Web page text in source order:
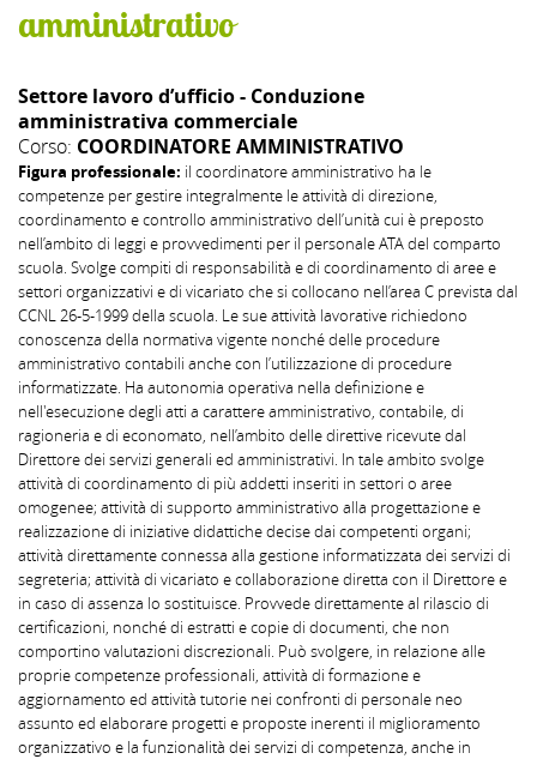
amministrativo
Settore lavoro d’ufficio - Conduzione
amministrativa commerciale
Corso: COORDINATORE AMMINISTRATIVO
Figura professionale: il coordinatore amministrativo ha le
competenze per gestire integralmente le attività di direzione,
coordinamento e controllo amministrativo dell’unità cui è preposto
nell’ambito di leggi e provvedimenti per il personale ATA del comparto
scuola. Svolge compiti di responsabilità e di coordinamento di aree e
settori organizzativi e di vicariato che si collocano nell’area C prevista dal
CCNL 26-5-1999 della scuola. Le sue attività lavorative richiedono
conoscenza della normativa vigente nonché delle procedure
amministrativo contabili anche con l’utilizzazione di procedure
informatizzate. Ha autonomia operativa nella definizione e
nell'esecuzione degli atti a carattere amministrativo, contabile, di
ragioneria e di economato, nell’ambito delle direttive ricevute dal
Direttore dei servizi generali ed amministrativi. In tale ambito svolge
attività di coordinamento di più addetti inseriti in settori o aree
omogenee; attività di supporto amministrativo alla progettazione e
realizzazione di iniziative didattiche decise dai competenti organi;
attività direttamente connessa alla gestione informatizzata dei servizi di
segreteria; attività di vicariato e collaborazione diretta con il Direttore e
in caso di assenza lo sostituisce. Provvede direttamente al rilascio di
certificazioni, nonché di estratti e copie di documenti, che non
comportino valutazioni discrezionali. Può svolgere, in relazione alle
proprie competenze professionali, attività di formazione e
aggiornamento ed attività tutorie nei confronti di personale neo
assunto ed elaborare progetti e proposte inerenti il miglioramento
organizzativo e la funzionalità dei servizi di competenza, anche in